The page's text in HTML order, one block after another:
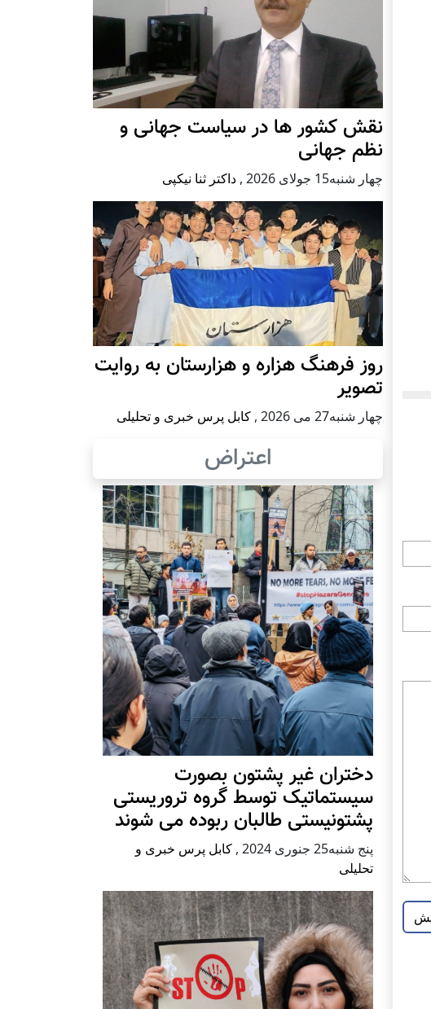
نقش کشور ها در سیاست جهانی و
نظم جهانی
چهار شنبه15 جولای 2026 , داکتر ثنا نیکپی
روز فرهنگ هزاره و هزارستان به روایت
تصویر
چهار شنبه27 می 2026 , کابل پرس خبری و تحلیلی
اعتراض
دختران غیر پشتون بصورت
سیستماتیک توسط گروه تروریستی
پشتونیستی طالبان ربوده می شوند
پنج شنبه25 جنوری 2024 , کابل پرس خبری و
تحلیلی